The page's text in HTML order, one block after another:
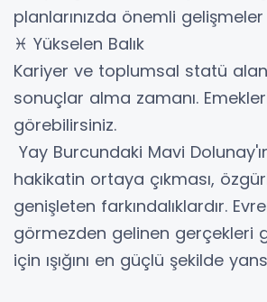
planlarınızda önemli
♓ Yükselen Balık
Kariyer ve toplumsal statü
sonuçlar alma zamanı.
görebilirsiniz.
Yay Burcundaki Mavi
hakikatin ortaya çıkması,
genişleten farkındalıklardır.
görmezden gelinen gerçekleri
için ışığını en güçlü şekilde